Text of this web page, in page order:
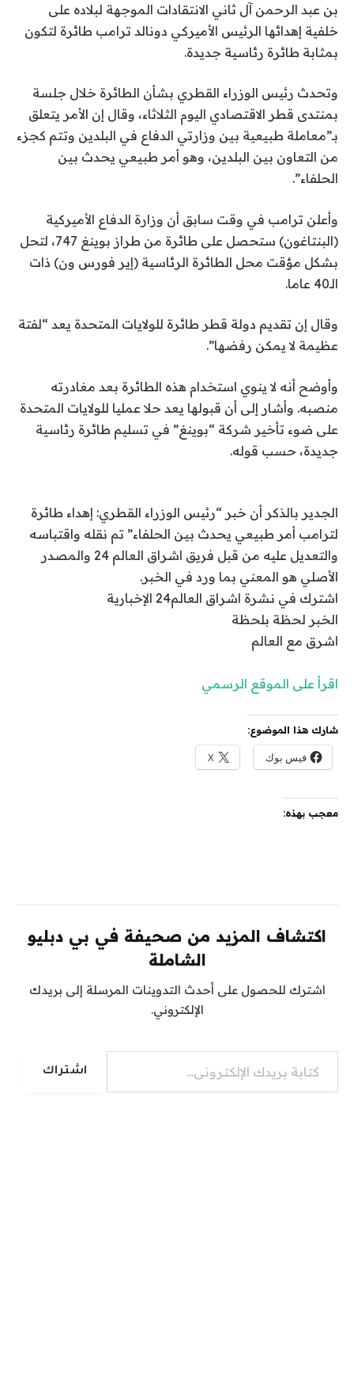
بن عبد الرحمن آل ثاني الانتقادات الموجهة لبلاده على
خلفية إهدائها الرئيس الأميركي دونالد ترامب طائرة لتكون
بمثابة طائرة رئاسية جديدة.
وتحدث رئيس الوزراء القطري بشأن الطائرة خلال جلسة
بمنتدى قطر الاقتصادي اليوم الثلاثاء، وقال إن الأمر يتعلق
بـ”معاملة طبيعية بين وزارتي الدفاع في البلدين وتتم كجزء
من التعاون بين البلدين، وهو أمر طبيعي يحدث بين
الحلفاء”.
وأعلن ترامب في وقت سابق أن وزارة الدفاع الأميركية
(البنتاغون) ستحصل على طائرة من طراز بوينغ 747، لتحل
بشكل مؤقت محل الطائرة الرئاسية (إير فورس ون) ذات
الـ40 عاما.
وقال إن تقديم دولة قطر طائرة للولايات المتحدة يعد “لفتة
عظيمة لا يمكن رفضها”.
وأوضح أنه لا ينوي استخدام هذه الطائرة بعد مغادرته
منصبه. وأشار إلى أن قبولها يعد حلا عمليا للولايات المتحدة
على ضوء تأخير شركة “بوينغ” في تسليم طائرة رئاسية
جديدة، حسب قوله.
الجدير بالذكر أن خبر “رئيس الوزراء القطري: إهداء طائرة
لترامب أمر طبيعي يحدث بين الحلفاء” تم نقله واقتباسه
والتعديل عليه من قبل فريق اشراق العالم 24 والمصدر
الأصلي هو المعني بما ورد في الخبر.
اشترك في نشرة اشراق العالم24 الإخبارية
الخبر لحظة بلحظة
اشرق مع العالم
اقرأ على الموقع الرسمي
شارك هذا الموضوع:
فيس بوك X
معجب بهذه:
اكتشاف المزيد من صحيفة في بي دبليو
الشاملة
اشترك للحصول على أحدث التدوينات المرسلة إلى بريدك
الإلكتروني.
كتابة بريدك الإلكتروني...
اشتراك